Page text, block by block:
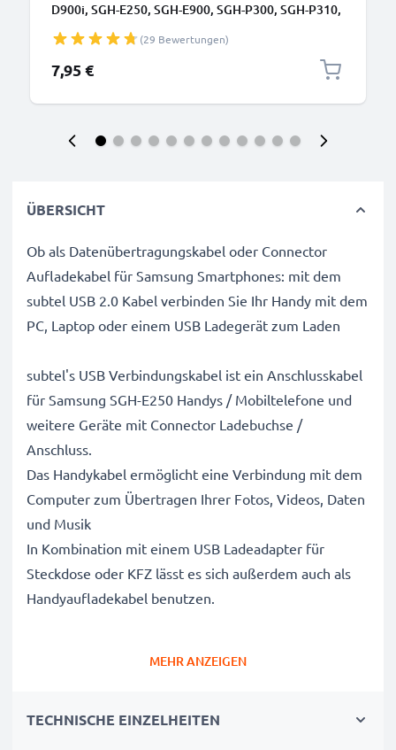
D900i, SGH-E250, SGH-E900, SGH-P300, SGH-P310,
Connector Ladegerät 1.4m, Handyladekabel
(29 Bewertungen)
7,95 €
ÜBERSICHT
Ob als Datenübertragungskabel oder Connector
Aufladekabel für Samsung Smartphones: mit dem
subtel USB 2.0 Kabel verbinden Sie Ihr Handy mit dem
PC, Laptop oder einem USB Ladegerät zum Laden
subtel's USB Verbindungskabel ist ein Anschlusskabel
für Samsung SGH-E250 Handys / Mobiltelefone und
weitere Geräte mit Connector Ladebuchse /
Anschluss.
Das Handykabel ermöglicht eine Verbindung mit dem
Computer zum Übertragen Ihrer Fotos, Videos, Daten
und Musik
In Kombination mit einem USB Ladeadapter für
Steckdose oder KFZ lässt es sich außerdem auch als
Handyaufladekabel benutzen.
Mobiltelefone mit Connector Ladeanschluss
MEHR ANZEIGEN
TECHNISCHE EINZELHEITEN